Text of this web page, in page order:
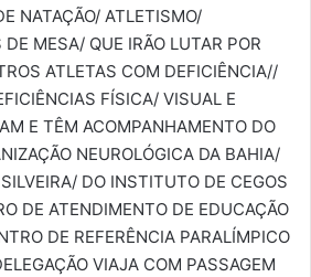
NATAÇÃO/ ATLETISMO/
MESA/ QUE IRÃO LUTAR POR
ATLETAS COM DEFICIÊNCIA//
FÍSICA/ VISUAL E
E TÊM ACOMPANHAMENTO DO
NEUROLÓGICA DA BAHIA/
DO INSTITUTO DE CEGOS
DE ATENDIMENTO DE EDUCAÇÃO
DE REFERÊNCIA PARALÍMPICO
VIAJA COM PASSAGEM